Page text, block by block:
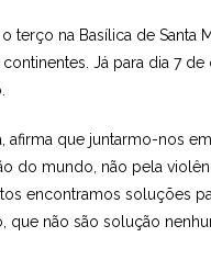
terço na Basílica de Santa
Já para dia 7 de
afirma que juntarmo-nos
do mundo, não pela
encontramos soluções
não são solução